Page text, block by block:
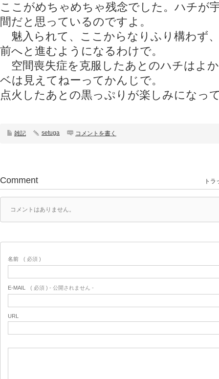
ここがめちゃめちゃ残念でした。ハチが
間だと思っているのですよ。
魅入られて、ここからなりふり構わず
前へと進むようになるわけで。
空間喪失症を克服したあとのハチはよ
ベは見えてねーってかんじで。
点火したあとの黒っぷりが楽しみになっ
雑記 setuga コメントを書く
Comment トラ
コメントはありません。
名前 ( 必須 )
E-MAIL ( 必須 ) - 公開されません -
URL